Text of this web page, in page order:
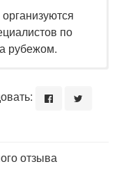
по
рубежом.
отзыва